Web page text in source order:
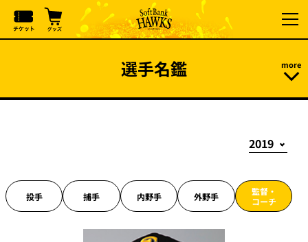
選手名鑑
投手 捕手 内野手 外野手
監督・
コーチ